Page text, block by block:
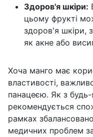
Здоров'я шкіри:
цьому фрукті
здоров'я шкіри,
як акне або
Хоча манго має
властивості,
панацеєю. Як з
рекомендується
рамках
медичних проблем